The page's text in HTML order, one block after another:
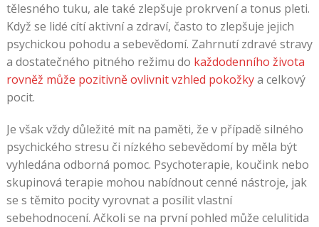
tělesného tuku, ale také zlepšuje prokrvení a tonus pleti.
Když se lidé cítí aktivní a zdraví, často to zlepšuje jejich
psychickou pohodu a sebevědomí. Zahrnutí zdravé stravy
a dostatečného pitného režimu do každodenního života
rovněž může pozitivně ovlivnit vzhled pokožkya celkový
pocit.
Je však vždy důležité mít na paměti, že v případě silného
psychického stresu či nízkého sebevědomí by měla být
vyhledána odborná pomoc. Psychoterapie, koučink nebo
skupinová terapie mohou nabídnout cenné nástroje, jak
se s těmito pocity vyrovnat a posílit vlastní
sebehodnocení. Ačkoli se na první pohled může celulitida